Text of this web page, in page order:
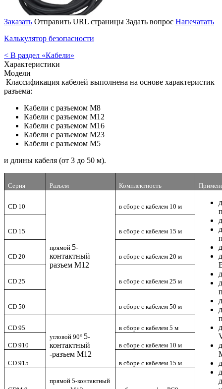
Заказать Отправить URL страницы Задать вопрос Напечатать
Калькулятор безопасности
< В раздел «Кабели»
Характеристики
Модели
Классификация кабелей выполнена на основе характеристик
разъема:
Кабели с разъемом M8
Кабели с разъемом M12
Кабели с разъемом M16
Кабели с разъемом M23
Кабели с разъемом M5
и длины кабеля (от 3 до 50 м).
Серия Разъем Комплектность
CD 10
прямой 5-
контактный
разъем M12
в сборе с кабелем 10 м
CD 15 в сборе с кабелем 15 м
CD 20 в сборе с кабелем 20 м
CD 25 в сборе с кабелем 25 м
CD 50 в сборе с кабелем 50 м
CD 95
угловой 90° 5-
контактный
-разъем M12
в сборе с кабелем 5 м
CD 910 в сборе с кабелем 10 м
CD 915 в сборе с кабелем 15 м
прямой 5-контактный